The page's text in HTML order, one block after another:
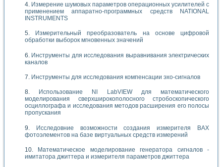
Измерение шумовых параметров операционных усилителей с
применением аппаратно-программных средств NATIONAL
INSTRUMENTS
Измерительный преобразователь на основе цифровой
обработки выборок мгновенных значений
Инструменты для исследования выравнивания электрических
каналов
Инструменты для исследования компенсации эхо-сигналов
Использование NI LabVIEW для математического
моделирования сверхширокополосного стробоскопического
осциллографа и исследования методов расширения его полосы
пропускания
Исследовние возможности создания измерителя ВАХ
фотоэлементов на базе виртуальных средств измерений
Математическое моделирование генератора сигналов -
имитатора джиттера и измерителя параметров джиттера